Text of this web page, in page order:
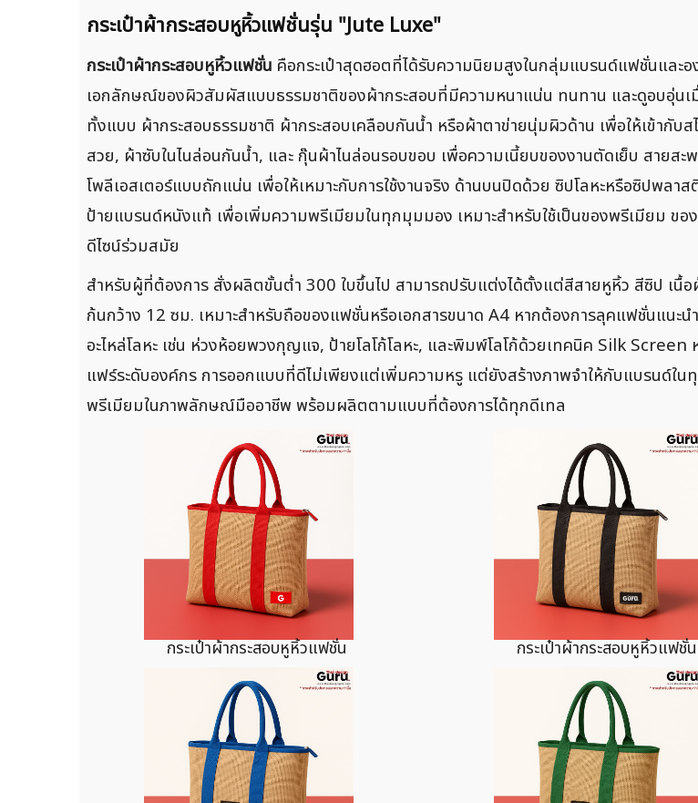
กระเป๋าผ้ากระสอบหูหิ้วแฟชั่นรุ่น "Jute Luxe"
กระเป๋าผ้ากระสอบหูหิ้วแฟชั่น คือกระเป๋าสุดฮอตที่ได้รับความนิยมสูงในกลุ่มแบรนด์แฟชั่นและ
เอกลักษณ์ของผิวสัมผัสแบบธรรมชาติของผ้ากระสอบที่มีความหนาแน่น ทนทาน และดูอบอุ่นเ
ทั้งแบบ ผ้ากระสอบธรรมชาติ ผ้ากระสอบเคลือบกันน้ำ หรือผ้าตาข่ายนุ่มผิวด้าน เพื่อให้เข้ากั
สวย, ผ้าซับในไนล่อนกันน้ำ, และ กุ๊นผ้าไนล่อนรอบขอบ เพื่อความเนี้ยบของงานตัดเย็บ สายส
โพลีเอสเตอร์แบบถักแน่น เพื่อให้เหมาะกับการใช้งานจริง ด้านบนปิดด้วย ซิปโลหะหรือซิปพลา
ป้ายแบรนด์หนังแท้ เพื่อเพิ่มความพรีเมียมในทุกมุมมอง เหมาะสำหรับใช้เป็นของพรีเมียม
ดีไซน์ร่วมสมัย
สำหรับผู้ที่ต้องการ สั่งผลิตขั้นต่ำ 300 ใบขึ้นไป สามารถปรับแต่งได้ตั้งแต่สีสายหูหิ้ว สีซิป เนื้อ
ก้นกว้าง 12 ซม. เหมาะสำหรับถือของแฟชั่นหรือเอกสารขนาด A4 หากต้องการลุคแฟชั่นแน
อะไหล่โลหะ เช่น ห่วงห้อยพวงกุญแจ, ป้ายโลโก้โลหะ, และพิมพ์โลโก้ด้วยเทคนิค Silk
แฟร์ระดับองค์กร การออกแบบที่ดีไม่เพียงแต่เพิ่มความหรู แต่ยังสร้างภาพจำให้กับแบรนด์ใ
พรีเมียมในภาพลักษณ์มืออาชีพ พร้อมผลิตตามแบบที่ต้องการได้ทุกดีเทล
กระเป๋าผ้ากระสอบหูหิ้วแฟชั่น กระเป๋าผ้ากระสอบหูหิ้วแฟชั่น